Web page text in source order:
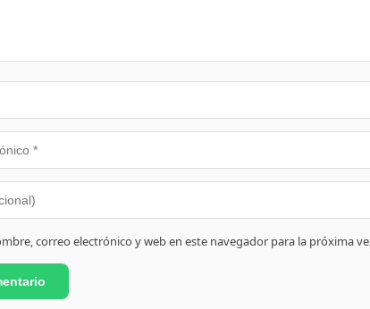
correo electrónico y web en este navegador para la próxima